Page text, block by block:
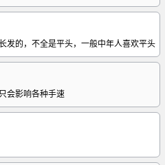
发的，不全是平头，一般中年人喜欢平头
会影响各种手速